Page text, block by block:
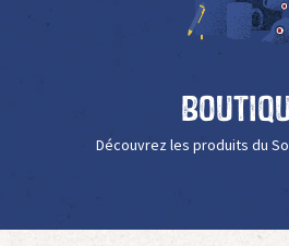
Découvrez les produits du